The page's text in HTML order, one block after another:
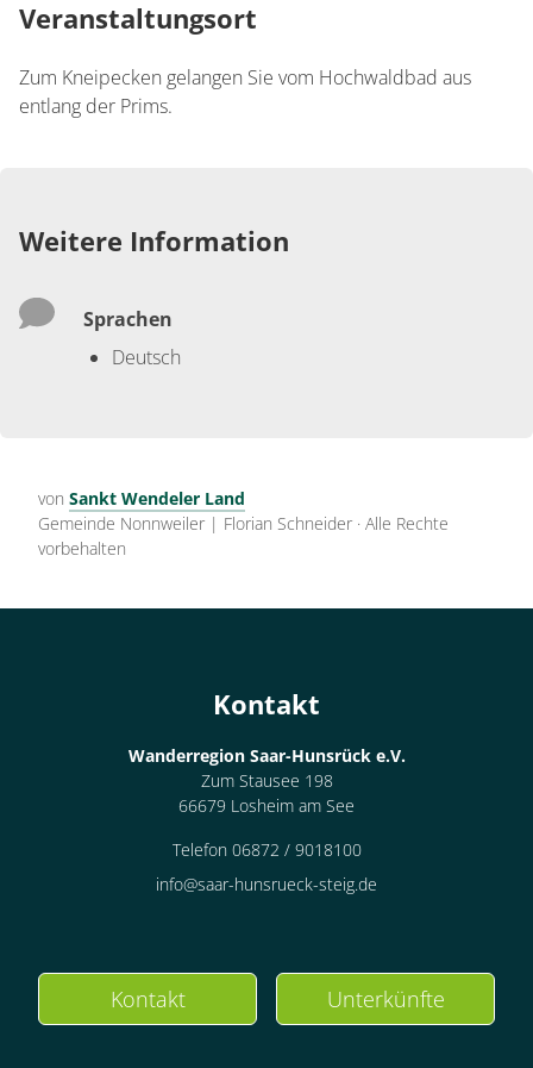
Veranstaltungsort
Zum Kneipecken gelangen Sie vom Hochwaldbad aus
entlang der Prims.
Weitere Information
Sprachen
Deutsch
von Sankt Wendeler Land
Gemeinde Nonnweiler | Florian Schneider · Alle Rechte
vorbehalten
Kontakt
Wanderregion Saar-Hunsrück e.V.
Zum Stausee 198
66679 Losheim am See
Telefon 06872 / 9018100
info@saar-hunsrueck-steig.de
Kontakt Unterkünfte